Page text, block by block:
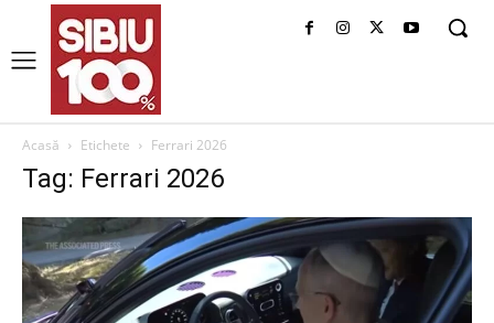
Acasă Etichete Ferrari 2026
Tag: Ferrari 2026